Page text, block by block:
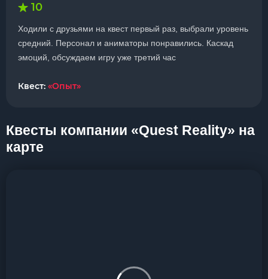
10
Ходили с друзьями на квест первый раз, выбрали уровень
средний. Персонал и аниматоры понравились. Каскад
эмоций, обсуждаем игру уже третий час
Квест: «Опыт»
Квесты компании «Quest Reality» на
карте